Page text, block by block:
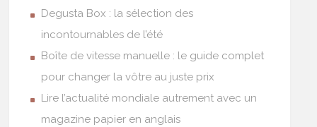
Degusta Box : la sélection des
incontournables de l’été
Boîte de vitesse manuelle : le guide complet
pour changer la vôtre au juste prix
Lire l’actualité mondiale autrement avec un
magazine papier en anglais